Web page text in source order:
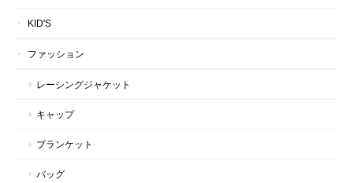
KID'S
ファッション
レーシングジャケット
キャップ
ブランケット
バッグ